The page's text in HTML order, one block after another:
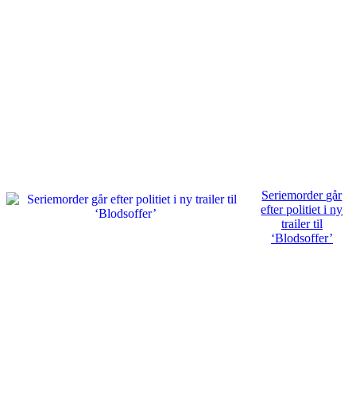
Seriemorder går
efter politiet i ny
trailer til
‘Blodsoffer’